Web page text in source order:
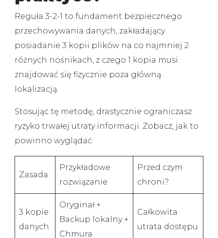
Reguła 3-2-1 to fundament bezpiecznego
przechowywania danych, zakładający
posiadanie 3 kopii plików na co najmniej 2
różnych nośnikach, z czego 1 kopia musi
znajdować się fizycznie poza główną
lokalizacją.
Stosując tę metodę, drastycznie ograniczasz
ryzyko trwałej utraty informacji. Zobacz, jak to
powinno wyglądać:
Zasada
Przykładowe
rozwiązanie
Przed czym
chroni?
3 kopie
danych
Oryginał +
Backup lokalny +
Chmura
Całkowita
utrata dostępu